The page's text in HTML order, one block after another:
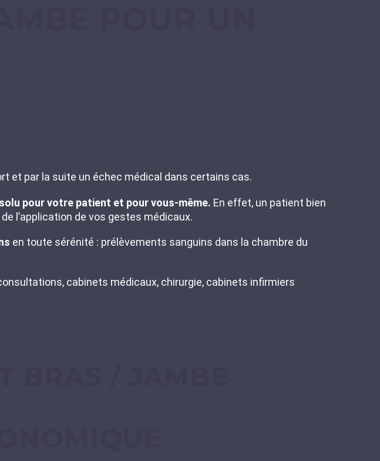
et par la suite un échec médical dans certains cas.
pour votre patient et pour vous-même. En effet, un patient bien
l’application de vos gestes médicaux.
en toute sérénité : prélèvements sanguins dans la chambre du
cabinets médicaux, chirurgie, cabinets infirmiers